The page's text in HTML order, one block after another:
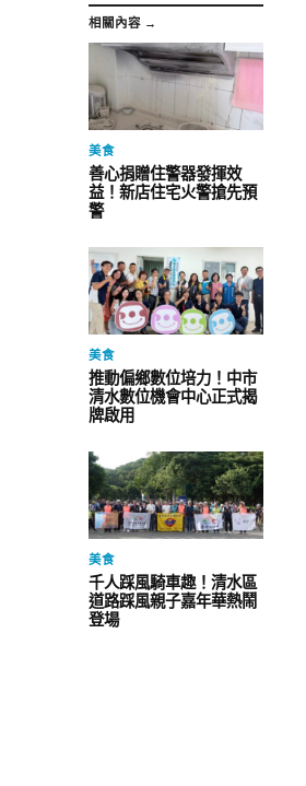
相關內容 →
美食
善心捐贈住警器發揮效
益！新店住宅火警搶先預
警
美食
推動偏鄉數位培力！中市
清水數位機會中心正式揭
牌啟用
美食
千人踩風騎車趣！清水區
道路踩風親子嘉年華熱鬧
登場